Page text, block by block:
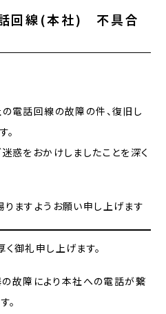
回線(本社) 不具合
電話回線の故障の件、復旧し
。
惑をおかけしましたことを深く
ますようお願い申し上げます
御礼申し上げます。
故障により本社への電話が繋
。